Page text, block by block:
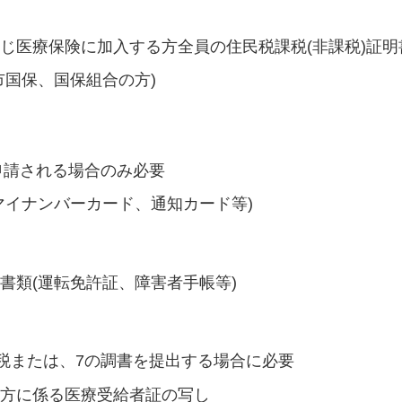
医療保険に加入する方全員の住民税課税(非課税)証明
保、国保組合の方)
される場合のみ必要
ナンバーカード、通知カード等)
類(運転免許証、障害者手帳等)
または、7の調書を提出する場合に必要
に係る医療受給者証の写し